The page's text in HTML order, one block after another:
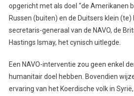
opgericht met als doel “de Amerikanen
Russen (buiten) en de Duitsers klein (te)
secretaris-generaal van de NAVO, de
Hastings Ismay, het cynisch uitlegde.
Een NAVO-interventie zou geen enkel
humanitair doel hebben. Bovendien
ervaring van het Koerdische volk in